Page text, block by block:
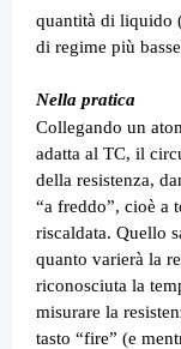
quantità di liquido
di regime più
Nella pratica
Collegando un
adatta al TC, il
della resistenza,
“a freddo”, cioè a
riscaldata. Quello
quanto varierà la
riconosciuta la
misurare la
tasto “fire” (e